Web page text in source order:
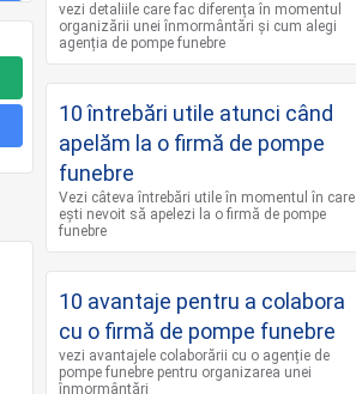
vezi detaliile care fac diferența în momentul
organizării unei înmormântări și cum alegi
agenția de pompe funebre
10 întrebări utile atunci când
apelăm la o firmă de pompe
funebre
Vezi câteva întrebări utile în momentul în care
ești nevoit să apelezi la o firmă de pompe
funebre
10 avantaje pentru a colabora
cu o firmă de pompe funebre
vezi avantajele colaborării cu o agenție de
pompe funebre pentru organizarea unei
înmormântări